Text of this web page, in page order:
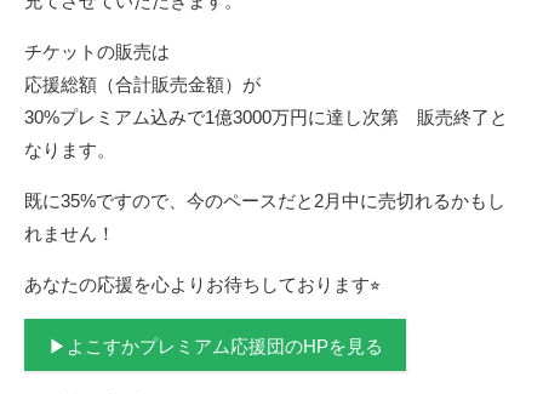
チケットの販売は
応援総額（合計販売金額）が
30%プレミアム込みで1億3000万円に達し次第 販売終了と
なります。
既に35%ですので、今のペースだと2月中に売切れるかもし
れません！
あなたの応援を心よりお待ちしております⭐︎
▶よこすかプレミアム応援団のHPを見る